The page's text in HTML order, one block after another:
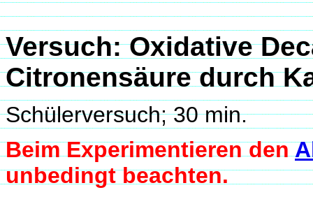
Versuch: Oxidative
Citronensäure durch
Schülerversuch; 30 min.
Beim Experimentieren den
unbedingt beachten.